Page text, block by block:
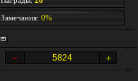
Замечания: 0%
5824